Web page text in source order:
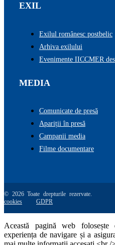
EXIL
Exilul românesc postbelic
Arhiva exilului
Evenimente IICCMER
MEDIA
Comunicate de presă
Apariții în presă
Campanii media
Filme documentare
© 2026 Toate drepturile
cookies
GDPR
Această pagină web
experiența de navigare și a